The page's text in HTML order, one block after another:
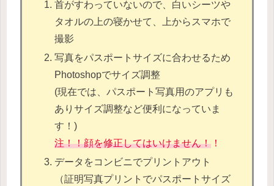
首がすわっていないので、白いシーツや
タオルの上の寝かせて、上からスマホで
撮影
写真をパスポートサイズに合わせるため
Photoshopでサイズ調整
(現在では、パスポート写真用のアプリも
ありサイズ調整など便利になっていま
す！)
注！！顔を修正してはいけません！ ！
データをコンビニでプリントアウト
（証明写真プリントでパスポートサイズ